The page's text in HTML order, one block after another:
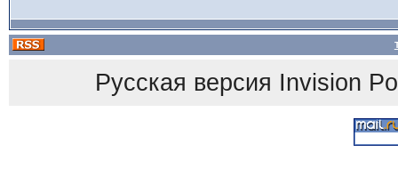
Русская версия Invision